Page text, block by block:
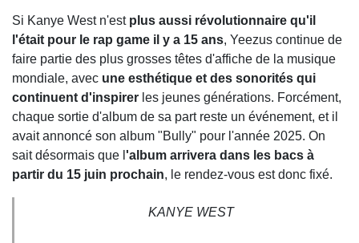
Si Kanye West n'est plus aussi révolutionnaire qu'il
l'était pour le rap game il y a 15 ans, Yeezus continue de
faire partie des plus grosses têtes d'affiche de la musique
mondiale, avec une esthétique et des sonorités qui
continuent d'inspirer les jeunes générations. Forcément,
chaque sortie d'album de sa part reste un événement, et il
avait annoncé son album "Bully" pour l'année 2025. On
sait désormais que l 'album arrivera dans les bacs à
partir du 15 juin prochain, le rendez-vous est donc fixé.
KANYE WEST